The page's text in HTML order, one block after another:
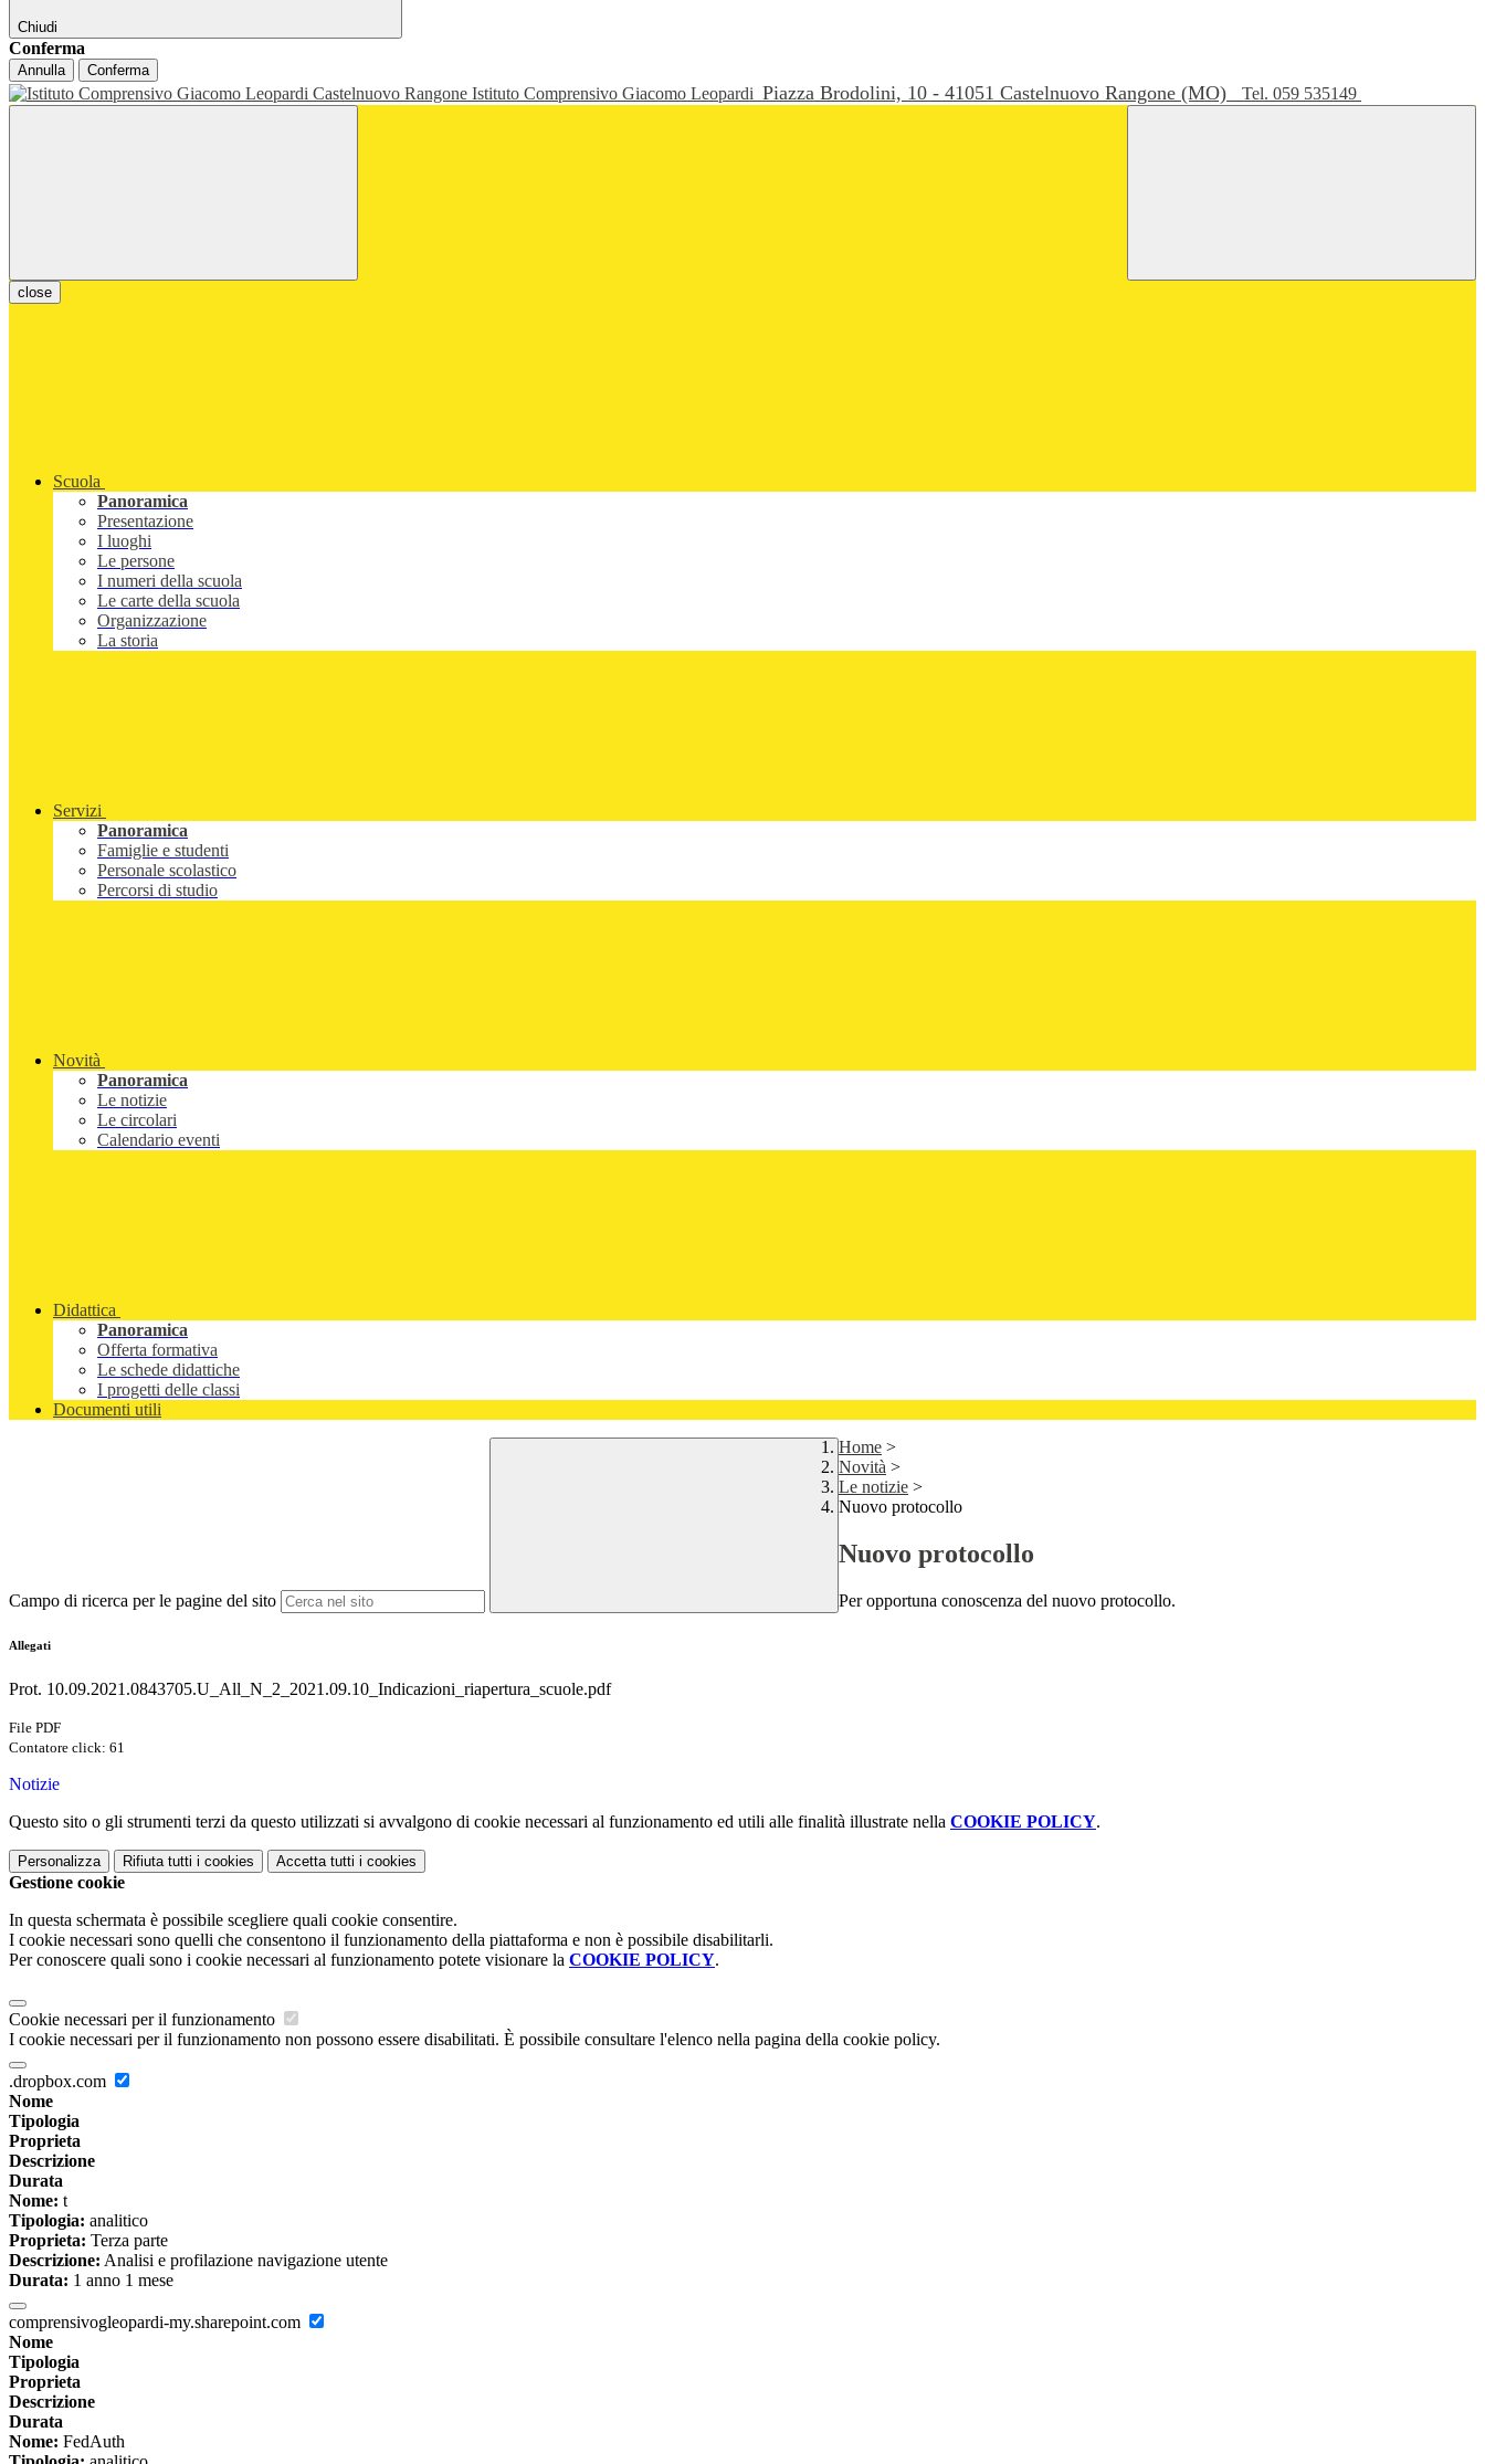
Chiudi
Conferma
Annulla Conferma
Istituto Comprensivo Giacomo Leopardi Piazza Brodolini, 10 - 41051 Castelnuovo Rangone (MO) Tel. 059 535149
close
Scuola
Panoramica
Presentazione
I luoghi
Le persone
I numeri della scuola
Le carte della scuola
Organizzazione
La storia
Servizi
Panoramica
Famiglie e studenti
Personale scolastico
Percorsi di studio
Novità
Panoramica
Le notizie
Le circolari
Calendario eventi
Didattica
Panoramica
Offerta formativa
Le schede didattiche
I progetti delle classi
Documenti utili
Campo di ricerca per le pagine del sito
Home >
Novità >
Le notizie >
Nuovo protocollo
Nuovo protocollo
Per opportuna conoscenza del nuovo protocollo.
Allegati
Prot. 10.09.2021.0843705.U_All_N_2_2021.09.10_Indicazioni_riapertura_scuole.pdf
File PDF
Contatore click: 61
Notizie
Questo sito o gli strumenti terzi da questo utilizzati si avvalgono di cookie necessari al funzionamento ed utili alle finalità illustrate nella COOKIE POLICY.
Personalizza Rifiuta tutti i cookies Accetta tutti i cookies
Gestione cookie
In questa schermata è possibile scegliere quali cookie consentire.
I cookie necessari sono quelli che consentono il funzionamento della piattaforma e non è possibile disabilitarli.
Per conoscere quali sono i cookie necessari al funzionamento potete visionare la COOKIE POLICY.
Cookie necessari per il funzionamento
I cookie necessari per il funzionamento non possono essere disabilitati. È possibile consultare l'elenco nella pagina della cookie policy.
.dropbox.com
Nome
Tipologia
Proprieta
Descrizione
Durata
Nome: t
Tipologia: analitico
Proprieta: Terza parte
Descrizione: Analisi e profilazione navigazione utente
Durata: 1 anno 1 mese
comprensivogleopardi-my.sharepoint.com
Nome
Tipologia
Proprieta
Descrizione
Durata
Nome: FedAuth